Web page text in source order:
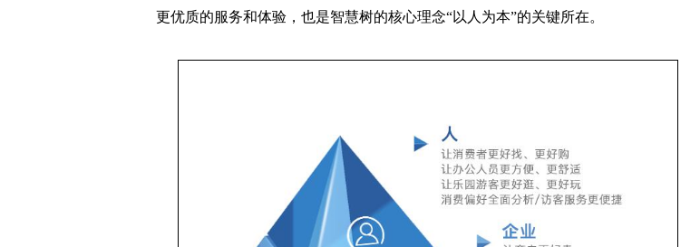
更优质的服务和体验，也是智慧树的核心理念“以人为本”的关键所在。